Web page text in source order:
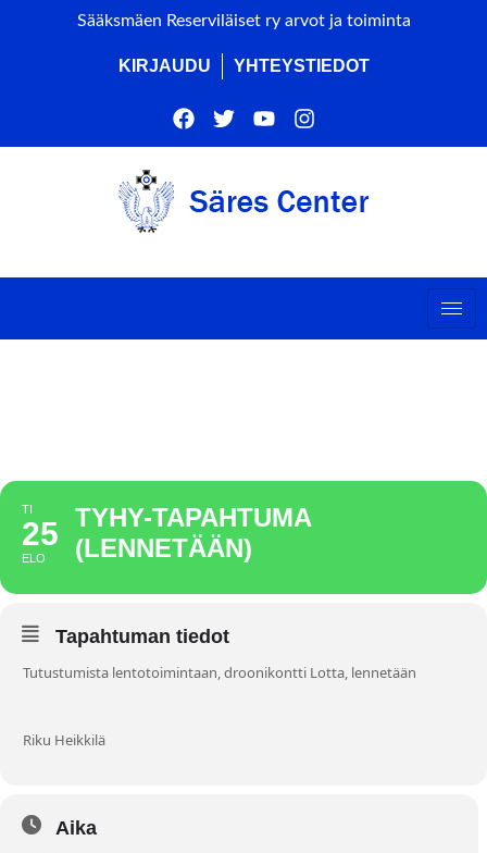
Sääksmäen Reserviläiset ry arvot ja toiminta
KIRJAUDU YHTEYSTIEDOT
TI
25
ELO
TYHY-TAPAHTUMA
(LENNETÄÄN)
Tapahtuman tiedot
Tutustumista lentotoimintaan, droonikontti Lotta, lennetään
Riku Heikkilä
Aika